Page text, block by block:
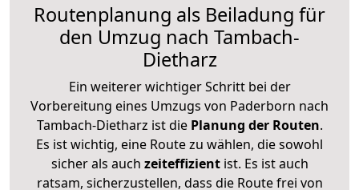
Routenplanung als Beiladung für
den Umzug nach Tambach-
Dietharz
Ein weiterer wichtiger Schritt bei der
Vorbereitung eines Umzugs von Paderborn nach
Tambach-Dietharz ist diePlanung der Routen.
Es ist wichtig, eine Route zu wählen, die sowohl
sicher als auch zeiteffizientist. Es ist auch
ratsam, sicherzustellen, dass die Route frei von